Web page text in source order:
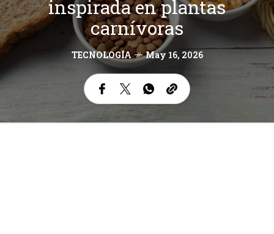
inspirada en plantas
carnívoras
TECNOLOGÍA May 16, 2026